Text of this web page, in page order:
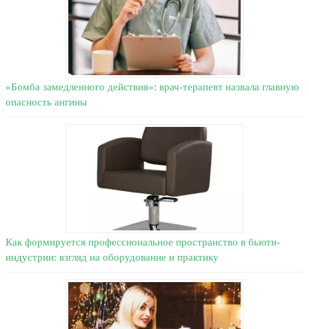
«Бомба замедленного действия»: врач-терапевт назвала главную
опасность ангины
Как формируется профессиональное пространство в бьюти-
индустрии: взгляд на оборудование и практику